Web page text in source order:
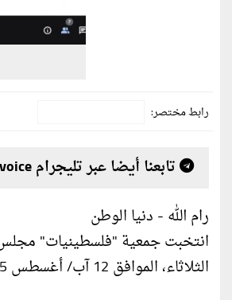
رابط مختصر:
تابعنا أيضا عبر تليجرام t.me/alwatanvoice
رام الله - دنيا الوطن
انتخبت جمعية "فلسطينيات" مجلس
الثلاثاء، الموافق 12 آب/ أغسطس 2025، حيث تم عرض التقريرين الإداري والمالي.